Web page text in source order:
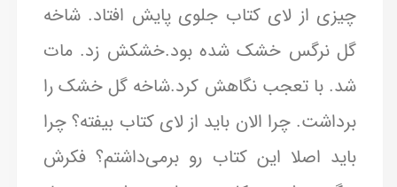
چیزی از لای کتاب جلوی پایش افتاد. شاخه
گل نرگس خشک شده بود.خشکش زد. مات
شد. با تعجب نگاهش کرد.شاخه گل خشک را
برداشت. چرا الان باید از لای کتاب بیفته؟ چرا
باید اصلا این کتاب رو برمی‌داشتم؟ فکرش